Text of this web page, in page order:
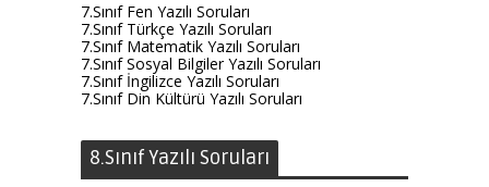
7.Sınıf Fen Yazılı Soruları
7.Sınıf Türkçe Yazılı Soruları
7.Sınıf Matematik Yazılı Soruları
7.Sınıf Sosyal Bilgiler Yazılı Soruları
7.Sınıf İngilizce Yazılı Soruları
7.Sınıf Din Kültürü Yazılı Soruları
8.Sınıf Yazılı Soruları